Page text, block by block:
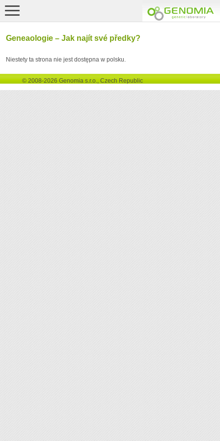
Geneaologie – Jak najít své předky?
Niestety ta strona nie jest dostępna w polsku.
© 2008-2026 Genomia s.r.o., Czech Republic